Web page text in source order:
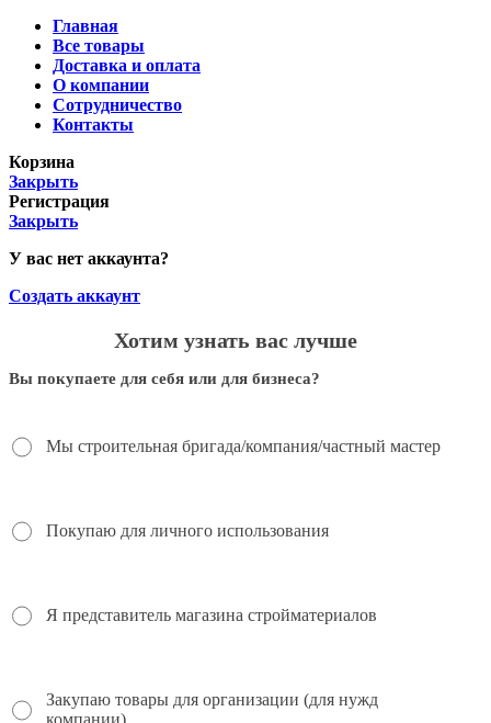
Главная
Все товары
Доставка и оплата
О компании
Сотрудничество
Контакты
Корзина
Закрыть
Регистрация
Закрыть
У вас нет аккаунта?
Создать аккаунт
Хотим узнать вас лучше
Вы покупаете для себя или для бизнеса?
Мы строительная бригада/компания/частный мастер
Покупаю для личного использования
Я представитель магазина стройматериалов
Закупаю товары для организации (для нужд